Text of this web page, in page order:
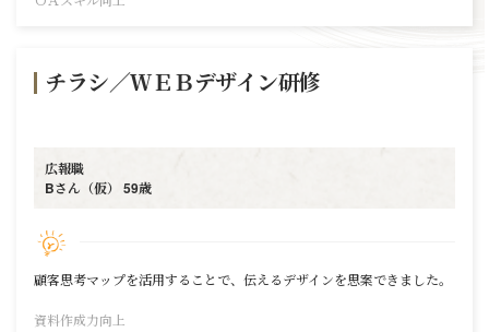
チラシ／ＷＥＢデザイン研修
広報職
Bさん（仮） 59歳
顧客思考マップを活用することで、伝えるデザインを思案できました。
資料作成力向上